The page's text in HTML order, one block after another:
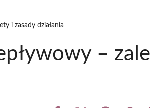
i zasady działania
–